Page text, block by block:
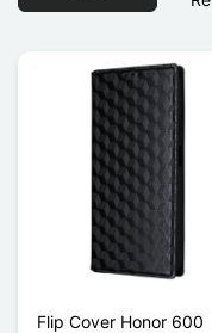
Flip Cover Honor 600